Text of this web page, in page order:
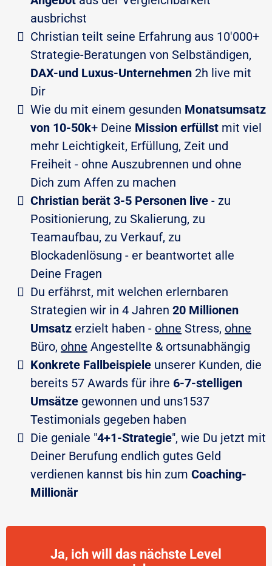
ausbrichst
​Christian teilt seine Erfahrung aus 10'000+
Strategie-Beratungen von Selbständigen,
DAX-und Luxus-Unternehmen 2h live mit
Dir
Wie du mit einem gesunden Monatsumsatz
von 10-50k+ Deine Mission erfüllst mit viel
mehr Leichtigkeit, Erfüllung, Zeit und
Freiheit - ohne Auszubrennen und ohne
Dich zum Affen zu machen
Christian berät 3-5 Personen live - zu
Positionierung, zu Skalierung, zu
Teamaufbau, zu Verkauf, zu
Blockadenlösung - er beantwortet alle
Deine Fragen
​Du erfährst, mit welchen erlernbaren
Strategien wir in 4 Jahren 20 Millionen
Umsatz erzielt haben - ohne Stress, ohne
Büro, ohne Angestellte & ortsunabhängig
​​Konkrete Fallbeispiele unserer Kunden, die
bereits 57 Awards für ihre 6-7-stelligen
Umsätze gewonnen und uns1537
Testimonials gegeben haben
​Die geniale "4+1-Strategie", wie Du jetzt mit
Deiner Berufung endlich gutes Geld
verdienen kannst bis hin zum Coaching-
Millionär
Ja, ich will das nächste Level